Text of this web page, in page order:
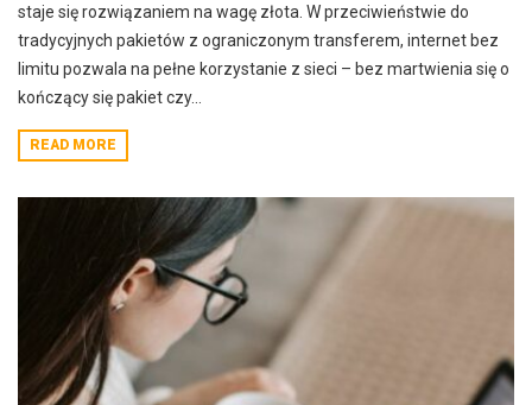
staje się rozwiązaniem na wagę złota. W przeciwieństwie do
tradycyjnych pakietów z ograniczonym transferem, internet bez
limitu pozwala na pełne korzystanie z sieci – bez martwienia się o
kończący się pakiet czy...
READ MORE